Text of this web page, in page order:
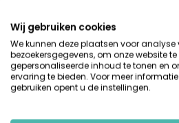
Camping gelegen tegen de
van Italië
Kom je terug van een actieve of
strand en heb je geen zin om te
Er is eengezellig restaurant
waar je mooie streekgerechten
kan proeven. En vergeet dan
Wij gebruiken cookies
We kunnen deze plaatsen voor analyse
bezoekersgegevens, om onze website te
gepersonaliseerde inhoud te tonen en
ervaring te bieden. Voor meer
gebruiken opent u de instellingen.